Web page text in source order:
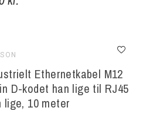
Ethernetkabel M12
D-kodet han lige til RJ45
lige, 10 meter